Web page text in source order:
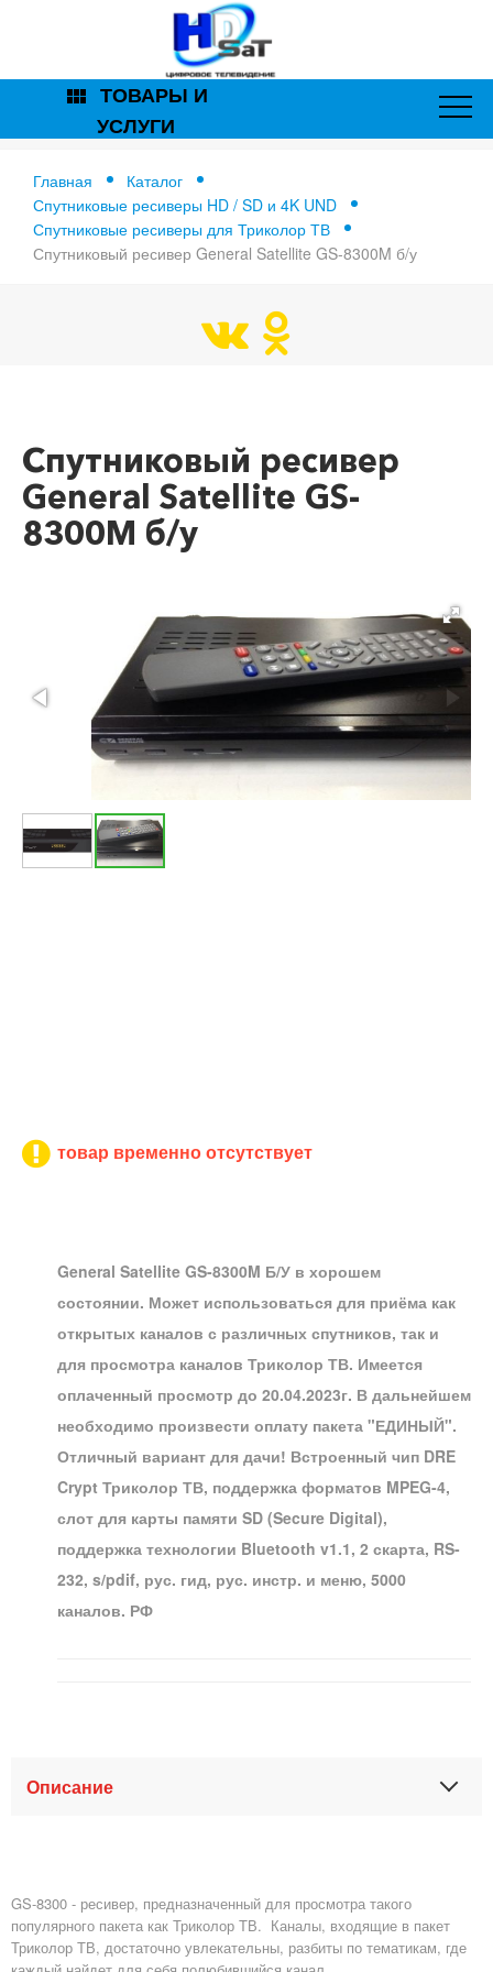
Главная
Каталог
Спутниковые ресиверы HD / SD и 4K UND
Спутниковые ресиверы для Триколор ТВ
Спутниковый ресивер General Satellite GS-8300M б/у
view_module ТОВАРЫ И
УСЛУГИ
Спутниковый ресивер
General Satellite GS-
8300M б/у
товар временно отсутствует
General Satellite GS-8300M Б/У в хорошем
состоянии. Может использоваться для приёма как
открытых каналов с различных спутников, так и
для просмотра каналов Триколор ТВ. Имеется
оплаченный просмотр до 20.04.2023г. В дальнейшем
необходимо произвести оплату пакета "ЕДИНЫЙ".
Отличный вариант для дачи! Встроенный чип DRE
Crypt Триколор ТВ, поддержка форматов MPEG-4,
слот для карты памяти SD (Secure Digital),
поддержка технологии Bluetooth v1.1, 2 скарта, RS-
232, s/pdif, рус. гид, рус. инстр. и меню, 5000
каналов. РФ
Описание
GS-8300 - ресивер, предназначенный для просмотра такого
популярного пакета как Триколор ТВ. Каналы, входящие в пакет
Триколор ТВ, достаточно увлекательны, разбиты по тематикам, где